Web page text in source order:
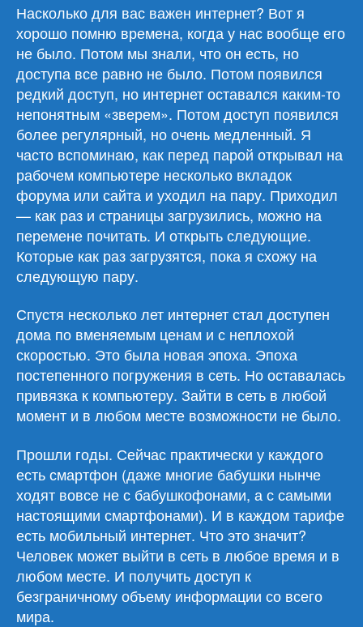
в
интернет
или
свобода
где-
то
там
Насколько для вас важен интернет? Вот я
хорошо помню времена, когда у нас вообще его
не было. Потом мы знали, что он есть, но
доступа все равно не было. Потом появился
редкий доступ, но интернет оставался каким-то
непонятным «зверем». Потом доступ появился
более регулярный, но очень медленный. Я
часто вспоминаю, как перед парой открывал на
рабочем компьютере несколько вкладок
форума или сайта и уходил на пару. Приходил
— как раз и страницы загрузились, можно на
перемене почитать. И открыть следующие.
Которые как раз загрузятся, пока я схожу на
следующую пару.
Спустя несколько лет интернет стал доступен
дома по вменяемым ценам и с неплохой
скоростью. Это была новая эпоха. Эпоха
постепенного погружения в сеть. Но оставалась
привязка к компьютеру. Зайти в сеть в любой
момент и в любом месте возможности не было.
Прошли годы. Сейчас практически у каждого
есть смартфон (даже многие бабушки нынче
ходят вовсе не с бабушкофонами, а с самыми
настоящими смартфонами). И в каждом тарифе
есть мобильный интернет. Что это значит?
Человек может выйти в сеть в любое время и в
любом месте. И получить доступ к
безграничному объему информации со всего
мира.